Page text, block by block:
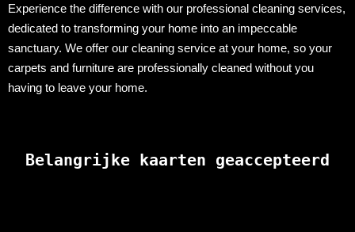
Experience the difference with our professional cleaning services,
dedicated to transforming your home into an impeccable
sanctuary. We offer our cleaning service at your home, so your
carpets and furniture are professionally cleaned without you
having to leave your home.
Belangrijke kaarten geaccepteerd